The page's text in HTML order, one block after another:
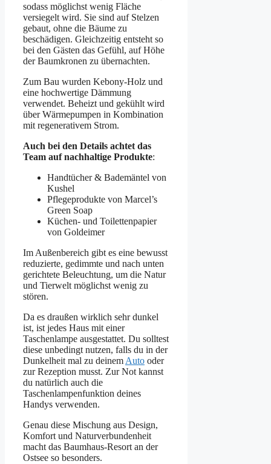
sodass möglichst wenig Fläche
versiegelt wird. Sie sind auf Stelzen
gebaut, ohne die Bäume zu
beschädigen. Gleichzeitig entsteht so
bei den Gästen das Gefühl, auf Höhe
der Baumkronen zu übernachten.
Zum Bau wurden Kebony-Holz und
eine hochwertige Dämmung
verwendet. Beheizt und gekühlt wird
über Wärmepumpen in Kombination
mit regenerativem Strom.
Auch bei den Details achtet das
Team auf nachhaltige Produkte:
Handtücher & Bademäntel von
Kushel
Pflegeprodukte von Marcel’s
Green Soap
Küchen- und Toilettenpapier
von Goldeimer
Im Außenbereich gibt es eine bewusst
reduzierte, gedimmte und nach unten
gerichtete Beleuchtung, um die Natur
und Tierwelt möglichst wenig zu
stören.
Da es draußen wirklich sehr dunkel
ist, ist jedes Haus mit einer
Taschenlampe ausgestattet. Du solltest
diese unbedingt nutzen, falls du in der
Dunkelheit mal zu deinem Auto oder
zur Rezeption musst. Zur Not kannst
du natürlich auch die
Taschenlampenfunktion deines
Handys verwenden.
Genau diese Mischung aus Design,
Komfort und Naturverbundenheit
macht das Baumhaus-Resort an der
Ostsee so besonders.